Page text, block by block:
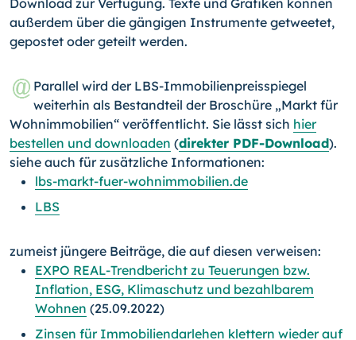
Download zur Verfügung. Texte und Grafiken können
außerdem über die gängigen Instrumente getweetet,
gepostet oder geteilt werden.
Parallel wird der LBS-Immobilienpreisspiegel
weiterhin als Bestandteil der Broschüre „Markt für
Wohnimmobilien“ veröffentlicht. Sie lässt sich hier
bestellen und downloaden (direkter PDF-Download).
siehe auch für zusätzliche Informationen:
lbs-markt-fuer-wohnimmobilien.de
LBS
zumeist jüngere Beiträge, die auf diesen verweisen:
EXPO REAL-Trendbericht zu Teuerungen bzw.
Inflation, ESG, Klimaschutz und bezahlbarem
Wohnen (25.09.2022)
Zinsen für Immobiliendarlehen klettern wieder auf